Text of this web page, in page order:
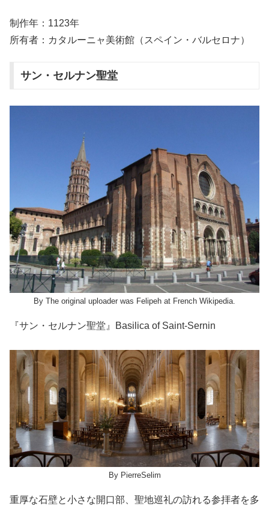
制作年：1123年
所有者：カタルーニャ美術館（スペイン・バルセロナ）
サン・セルナン聖堂
By The original uploader was Felipeh at French Wikipedia.
『サン・セルナン聖堂』Basilica of Saint-Sernin
By PierreSelim
重厚な石壁と小さな開口部、聖地巡礼の訪れる参拝者を多